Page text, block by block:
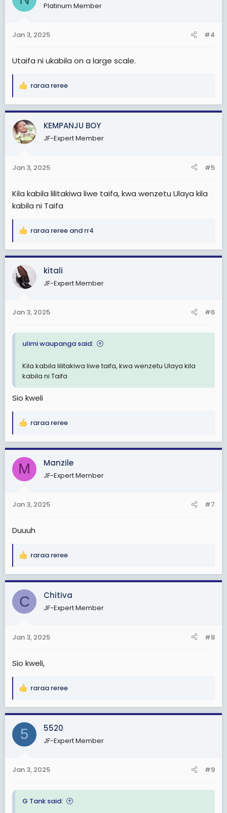
Mkurugenzi wa taasisi ya mikopo ya vyuoni
anapendelea zaidi watu wa kabila lake,
i
s
Platinum Member
Jan 3, 2025 #4
Utaifa ni ukabila on a large scale.
R
a
c
t
i
s
raraa reree
KEMPANJU BOY
JF-Expert Member
Jan 3, 2025 #5
Kila kabila lilitakiwa liwe taifa, kwa wenzetu Ulaya kila
kabila ni Taifa
R
a
c
t
i
s
raraa reree and rr4
kitali
JF-Expert Member
Jan 3, 2025 #6
ulimi waupanga said:
Kila kabila lilitakiwa liwe taifa, kwa wenzetu Ulaya kila
kabila ni Taifa
Sio kweli
R
a
c
t
i
s
raraa reree
M Manzile
JF-Expert Member
Jan 3, 2025 #7
Duuuh
R
a
c
t
i
s
raraa reree
C Chitiva
JF-Expert Member
Jan 3, 2025 #8
Sio kweli,
R
a
c
i
s
raraa reree
5 5520
JF-Expert Member
Jan 3, 2025 #9
G Tank said: